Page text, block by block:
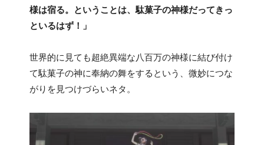
様は宿る。ということは、駄菓子の神様だってきっ
といるはず！」
世界的に見ても超絶異端な八百万の神様に結び付け
て駄菓子の神に奉納の舞をするという、微妙につな
がりを見つけづらいネタ。